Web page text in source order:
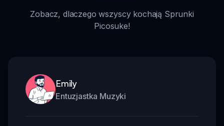
Zobacz, dlaczego wszyscy kochają Sprunki
Picosuke!
Emily
Entuzjastka Muzyki